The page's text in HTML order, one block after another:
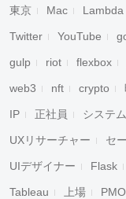
東京 Mac Lambda
Twitter YouTube
gulp riot flexbox
web3 nft crypto
IP 正社員 システ
UXリサーチャー セ
UIデザイナー Flask
Tableau 上場 PMO